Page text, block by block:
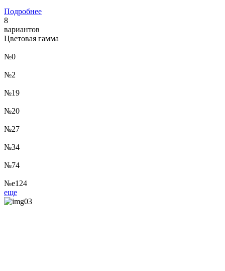
Подробнее
8
вариантов
Цветовая гамма
№0
№2
№19
№20
№27
№34
№74
№e124
еще